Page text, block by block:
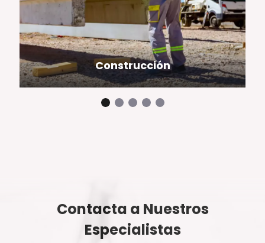
Construcción
Contacta a Nuestros
Especialistas